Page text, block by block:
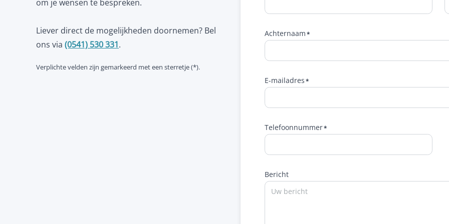
om je wensen te bespreken.
Liever direct de mogelijkheden doornemen? Bel
ons via (0541) 530 331.
Verplichte velden zijn gemarkeerd met een sterretje (*).
Achternaam
E-mailadres
Telefoonnummer
Bericht